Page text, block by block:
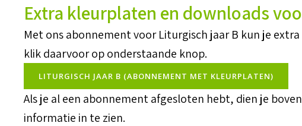
Extra kleurplaten en downloads
Met ons abonnement voor Liturgisch jaar B kun je
klik daarvoor op onderstaande knop.
LITURGISCH JAAR B (ABONNEMENT MET KLEURPLATEN)
Als je al een abonnement afgesloten hebt, dien je
informatie in te zien.